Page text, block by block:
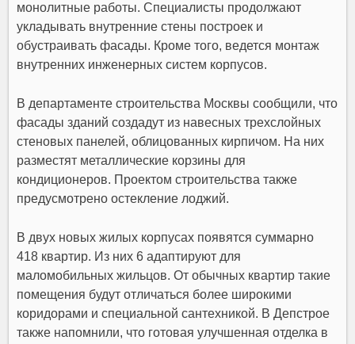
монолитные работы. Специалисты продолжают
укладывать внутренние стены построек и
обустраивать фасады. Кроме того, ведется монтаж
внутренних инженерных систем корпусов.
В департаменте строительства Москвы сообщили, что
фасады зданий создадут из навесных трехслойных
стеновых панелей, облицованных кирпичом. На них
разместят металлические корзины для
кондиционеров. Проектом строительства также
предусмотрено остекление лоджий.
В двух новых жилых корпусах появятся суммарно
418 квартир. Из них 6 адаптируют для
маломобильных жильцов. От обычных квартир такие
помещения будут отличаться более широкими
коридорами и специальной сантехникой. В Депстрое
также напомнили, что готовая улучшенная отделка в